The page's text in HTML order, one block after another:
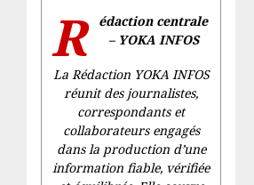
R
édaction centrale
– YOKA INFOS
La Rédaction YOKA INFOS
réunit des journalistes,
correspondants et
collaborateurs engagés
dans la production d’une
information fiable, vérifiée